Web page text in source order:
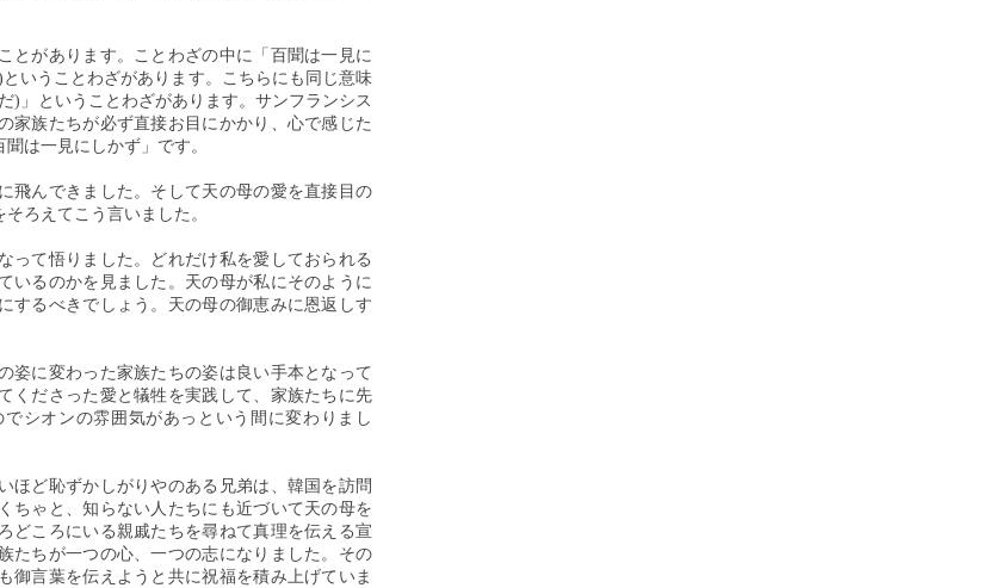
とがあります。ことわざの中に「百聞は一見に
いうことわざがあります。こちらにも同じ意味
)」ということわざがあります。サンフランシス
家族たちが必ず直接お目にかかり、心で感じた
は一見にしかず」です。
飛んできました。そして天の母の愛を直接目の
ろえてこう言いました。
って悟りました。どれだけ私を愛しておられる
いるのかを見ました。天の母が私にそのように
するべきでしょう。天の母の御恵みに恩返しす
姿に変わった家族たちの姿は良い手本となって
ださった愛と犠牲を実践して、家族たちに先
シオンの雰囲気があっという間に変わりまし
ほど恥ずかしがりやのある兄弟は、韓国を訪問
ちゃと、知らない人たちにも近づいて天の母を
どころにいる親戚たちを尋ねて真理を伝える宣
たちが一つの心、一つの志になりました。その
御言葉を伝えようと共に祝福を積み上げていま